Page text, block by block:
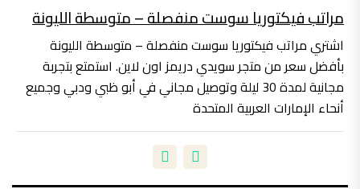
مراتب فيكتوريا سوست منفصلة – متوسطة الليونة
اشتري مراتب فيكتوريا سوست منفصلة – متوسطة الليونة
بأفضل سعر من متجر سويدي دريمز اون لاين. استمتع بتجربة
مجانية لمدة 30 ليلة وتوصيل مجاني في أبو ظبي ودبي وجميع
أنحاء الإمارات العربية المتحدة